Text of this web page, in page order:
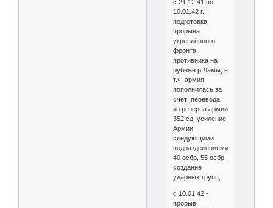
с 21.12.41 по
10.01.42 г. -
подготовка
прорыва
укреплённого
фронта
противника на
рубеже р.Ламы, в
т.ч. армия
пополнилась за
счёт: перевода
из резерва армии
352 сд; усиление
Армии
следующими
подразделениями:
40 осбр, 55 осбр,
создание
ударных групп;
с 10.01.42 -
прорыв